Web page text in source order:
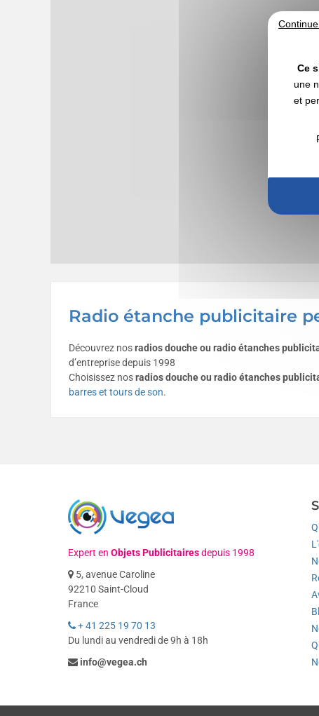
Radio étanche publicitaire
Découvrez nosradios douche ou radio étanches
d’entreprise depuis 1998
Choisissez nosradios douche ou radio étanches
barres et tours de son.
Expert en Objets Publicitairesdepuis 1998
5, avenue Caroline
92210 Saint-Cloud
France
+ 41 225 19 70 13
Du lundi au vendredi de 9h à 18h
info@vegea.ch
Ce
une
et